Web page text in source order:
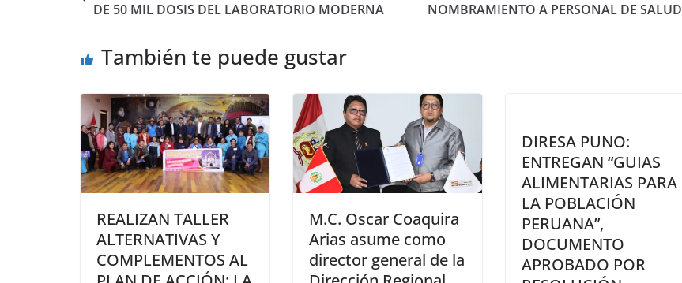
DE 50 MIL DOSIS DEL LABORATORIO MODERNA
NOMBRAMIENTO A PERSONAL DE SALUD
También te puede gustar
REALIZAN TALLER
ALTERNATIVAS Y
COMPLEMENTOS AL
M.C. Oscar Coaquira
Arias asume como
director general de la
DIRESA PUNO:
ENTREGAN “GUIAS
ALIMENTARIAS PARA
LA POBLACIÓN
PERUANA”,
DOCUMENTO
APROBADO POR